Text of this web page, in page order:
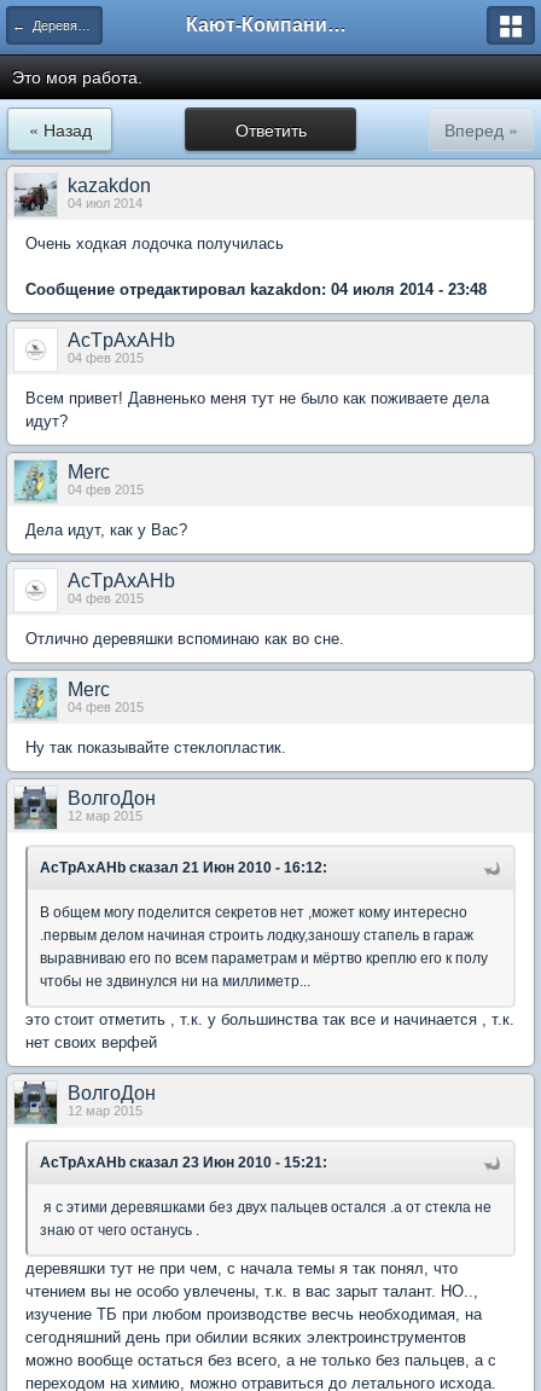
← Деревянное судостроение Кают-Компания "Катера и Яхты"
Это моя работа.
Ответить
« Назад Вперед »
kazakdon
04 июл 2014
Очень ходкая лодочка получилась
Сообщение отредактировал kazakdon: 04 июля 2014 - 23:48
AcTpAxAHb
04 фев 2015
Всем привет! Давненько меня тут не было как поживаете дела
идут?
Merc
04 фев 2015
Дела идут, как у Вас?
AcTpAxAHb
04 фев 2015
Отлично деревяшки вспоминаю как во сне.
Merc
04 фев 2015
Ну так показывайте стеклопластик.
ВолгоДон
12 мар 2015
AcTpAxAHb сказал 21 Июн 2010 - 16:12:
В общем могу поделится секретов нет ,может кому интересно
.первым делом начиная строить лодку,заношу стапель в гараж
выравниваю его по всем параметрам и мёртво креплю его к полу
чтобы не здвинулся ни на миллиметр...
это стоит отметить , т.к. у большинства так все и начинается , т.к.
нет своих верфей
ВолгоДон
12 мар 2015
AcTpAxAHb сказал 23 Июн 2010 - 15:21:
я с этими деревяшками без двух пальцев остался .а от стекла не
знаю от чего останусь .
деревяшки тут не при чем, с начала темы я так понял, что
чтением вы не особо увлечены, т.к. в вас зарыт талант. НО..,
изучение ТБ при любом производстве весчь необходимая, на
сегодняшний день при обилии всяких электроинструментов
можно вообще остаться без всего, а не только без пальцев, а с
переходом на химию, можно отравиться до летального исхода.